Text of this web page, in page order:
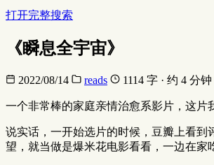
打开完整搜索
《瞬息全宇宙》
2022/08/14 reads 1114 字 · 约 4 分钟
一个非常棒的家庭亲情治愈系影片，这片
说实话，一开始选片的时候，豆瓣上看到
望，就当做是爆米花电影看看，一边在家